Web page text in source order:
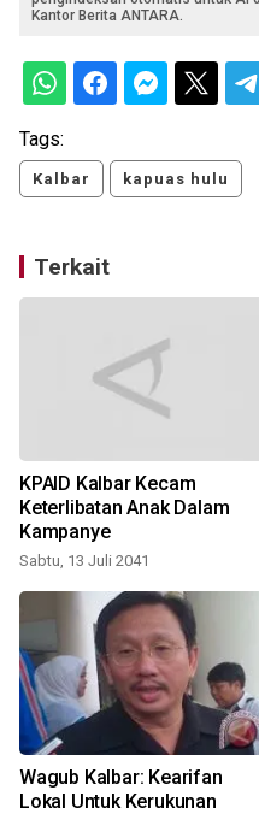
Kantor Berita ANTARA.
Tags:
Kalbar kapuas hulu
Terkait
KPAID Kalbar Kecam
Keterlibatan Anak Dalam
Kampanye
Sabtu, 13 Juli 2041
Wagub Kalbar: Kearifan
Lokal Untuk Kerukunan